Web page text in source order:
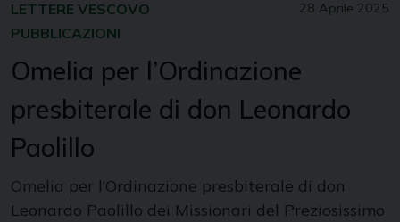
28 Aprile 2025
LETTERE VESCOVO
PUBBLICAZIONI
Omelia per l’Ordinazione
presbiterale di don Leonardo
Paolillo
Omelia per l’Ordinazione presbiterale di don
Leonardo Paolillo dei Missionari del Preziosissimo